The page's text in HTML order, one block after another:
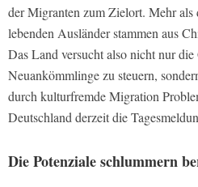
der Migranten zum Zielort. Mehr als
lebenden Ausländer stammen aus
Das Land versucht also nicht nur
Neuankömmlinge zu steuern,
durch kulturfremde Migration
Deutschland derzeit die
Die Potenziale schlummern